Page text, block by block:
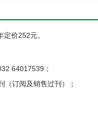
价252元。
64017539；
期刊（订阅及销售过刊）；